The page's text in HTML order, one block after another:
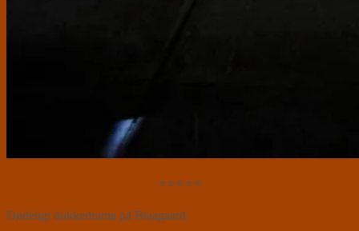
⭐⭐⭐⭐⭐
Dødeligt dukkedrama på Blaagaard.